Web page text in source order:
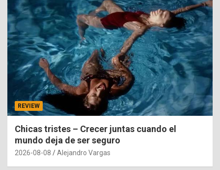
REVIEW
Chicas tristes – Crecer juntas cuando el
mundo deja de ser seguro
2026-08-08 Alejandro Vargas